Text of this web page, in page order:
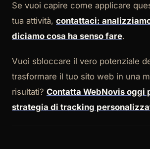
Se vuoi capire come applicare
tua attività, contattaci:
diciamo cosa ha senso fare.
Vuoi sbloccare il vero potenziale
trasformare il tuo sito web in una
risultati? Contatta WebNovis oggi
strategia di tracking